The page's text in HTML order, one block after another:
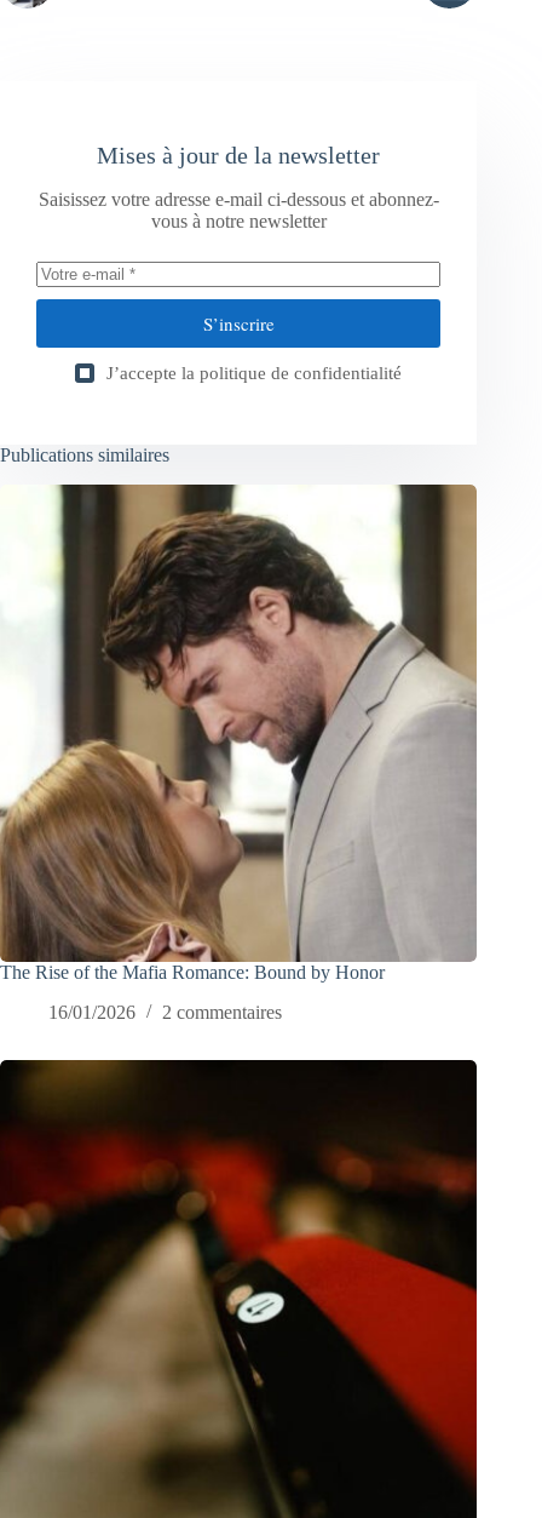
Mises à jour de la newsletter
Saisissez votre adresse e-mail ci-dessous et abonnez-
vous à notre newsletter
S’inscrire
J’accepte la politique de confidentialité
Publications similaires
The Rise of the Mafia Romance: Bound by Honor
16/01/2026
2 commentaires